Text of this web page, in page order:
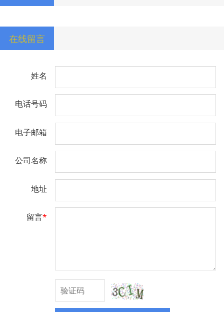
在线留言
姓名
电话号码
电子邮箱
公司名称
地址
留言*